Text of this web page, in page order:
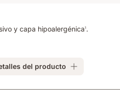
y capa hipoalergénica1.
del producto